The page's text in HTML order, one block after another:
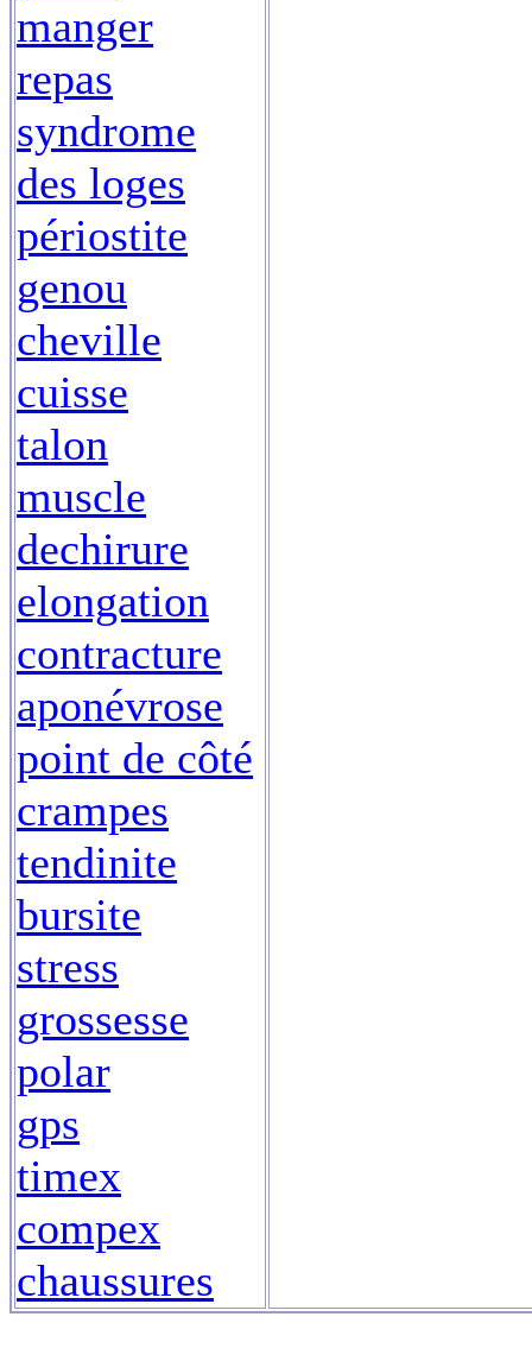
manger
repas
syndrome
des loges
périostite
genou
cheville
cuisse
talon
muscle
dechirure
elongation
contracture
aponévrose
point de côté
crampes
tendinite
bursite
stress
grossesse
polar
gps
timex
compex
chaussures